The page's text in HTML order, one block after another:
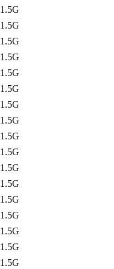
1.5G
1.5G
1.5G
1.5G
1.5G
1.5G
1.5G
1.5G
1.5G
1.5G
1.5G
1.5G
1.5G
1.5G
1.5G
1.5G
1.5G